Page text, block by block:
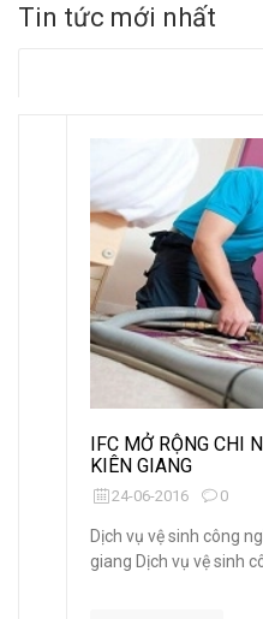
Tin tức mới nhất
IFC MỞ RỘNG CHI
KIÊN GIANG
24-06-2016 0
Dịch vụ vệ sinh công
giang Dịch vụ vệ sinh